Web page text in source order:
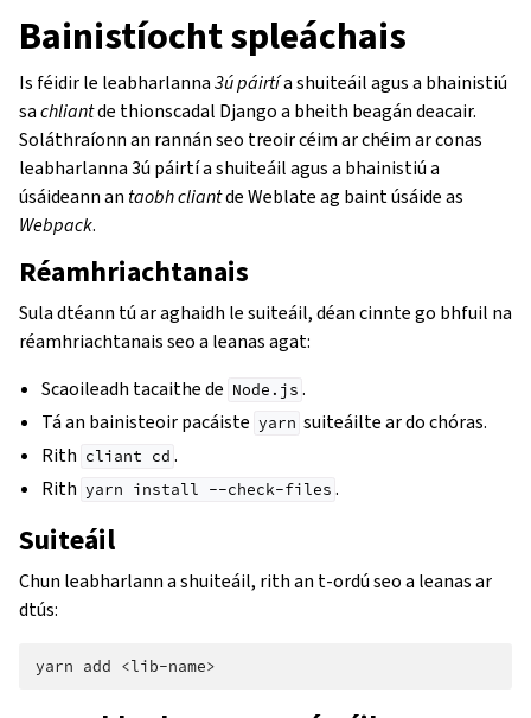
Bainistíocht spleáchais
Is féidir le leabharlanna3ú páirtía shuiteáil agus a bhainistiú
sachliantde thionscadal Django a bheith beagán deacair.
Soláthraíonn an rannán seo treoir céim ar chéim ar conas
leabharlanna 3ú páirtí a shuiteáil agus a bhainistiú a
úsáideann an taobh cliantde Weblate ag baint úsáide as
Webpack.
Réamhriachtanais
Sula dtéann tú ar aghaidh le suiteáil, déan cinnte go bhfuil na
réamhriachtanais seo a leanas agat:
Scaoileadh tacaithe de Node.js .
Tá an bainisteoir pacáiste yarn suiteáilte ar do chóras.
Rith cliant cd .
Rith yarn install --check-files .
Suiteáil
Chun leabharlann a shuiteáil, rith an t-ordú seo a leanas ar
dtús:
yarn add